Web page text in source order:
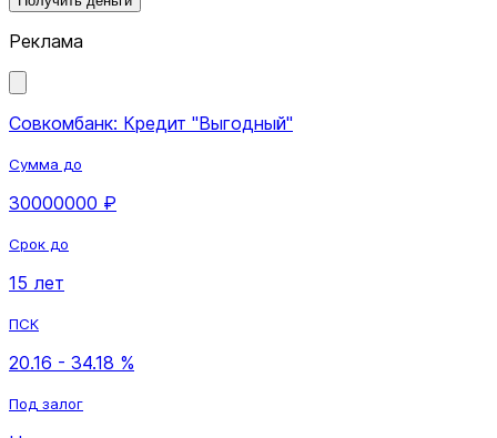
Реклама
Совкомбанк: Кредит "Выгодный"
Сумма до
30000000 ₽
Срок до
15 лет
ПСК
20.16 - 34.18 %
Под залог